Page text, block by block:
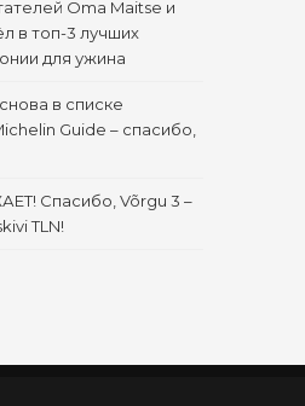
Oma Maitse и
в топ-3 лучших
для ужина
в списке
Guide – спасибо,
Спасибо, Võrgu 3 –
TLN!